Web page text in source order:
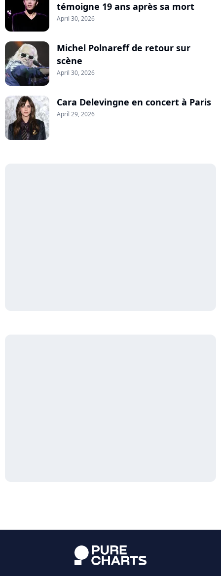
témoigne 19 ans après sa mort
April 30, 2026
Michel Polnareff de retour sur
scène
April 30, 2026
Cara Delevingne en concert à Paris
April 29, 2026